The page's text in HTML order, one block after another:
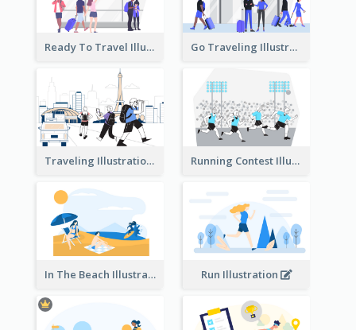
Ready To Travel Illustration Go Traveling Illustration
Traveling Illustration Running Contest Illustration
In The Beach Illustration Run Illustration